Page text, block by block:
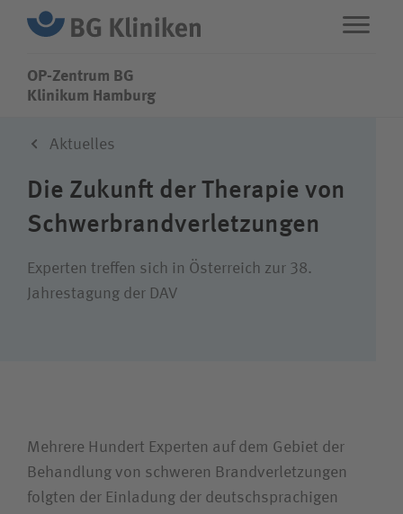
OP-Zentrum BG
Leistungen
Über uns
Suchwert
OP-Zentrum BG
Klinikum Hamburg
Aktuelles
Die Zukunft der Therapie von
Schwer­brand­verletzungen
Experten treffen sich in Österreich zur 38.
Jahres­tagung der DAV
Mehrere Hundert Experten auf dem Gebiet der
Behandlung von schweren Brand­verletzungen
folgten der Einladung der deutschsprachigen